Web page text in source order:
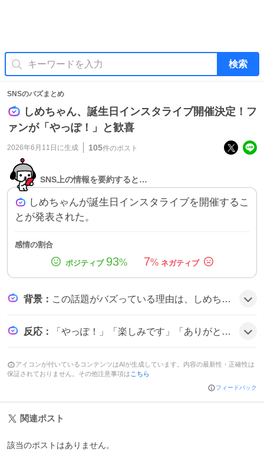
検索
SNSのバズまとめ
しめちゃん、誕生日インスタライブ開催決定！フ
ァンが「やっぽ！」と歓喜
2026年6月11日 に生成 105件のポスト
SNS上の情報を要約すると…
しめちゃんが誕生日インスタライブを開催するこ
とが発表された。
感情の割合
93% 7%
背景 ： この話題がバズっている理由は、しめちゃんの誕生日インスタライブが毎年ファンとの交流のハイライトとなっており、事前告知がSNS上で多数シェアされることで期待感が広がっているためだ。特に「ゆるしめ」ハッシュタグでの投稿が多く、ライブが楽しみという声が連鎖的に拡散しているようだ。
反応 ： 「やっぽ！」「楽しみです」「ありがとう」などのコメントが相次ぎ、ライブ開始前からワクワク感が漂い、みんなでお祝いしたいという声が多数見られる雰囲気だ。
アイコンが付いているコンテンツはAIが生成しています。内容の最新性・正確性は
保証されておりません。その他注意事項は こちら
フィードバック
関連ポスト
該当のポストはありません。